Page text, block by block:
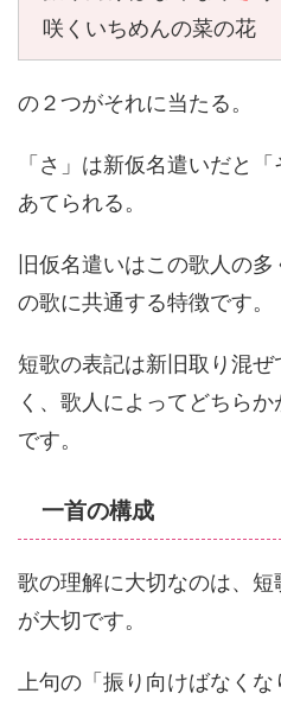
咲くいちめんの菜の花
の２つがそれに当たる。
「さ」は新仮名遣いだと
あてられる。
旧仮名遣いはこの歌人の
の歌に共通する特徴です。
短歌の表記は新旧取り混
く、歌人によってどちら
です。
一首の構成
歌の理解に大切なのは、
が大切です。
上句の「振り向けばなく